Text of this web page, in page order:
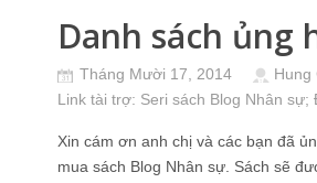
Danh sách ủng
Tháng Mười 17, 2014 Hung
Link tài trợ: Seri sách Blog Nhân sự;
Xin cám ơn anh chị và các bạn đã
mua sách Blog Nhân sự. Sách sẽ